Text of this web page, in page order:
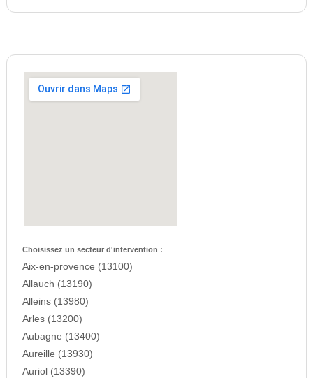
Choisissez un secteur d'intervention :
Aix-en-provence (13100)
Allauch (13190)
Alleins (13980)
Arles (13200)
Aubagne (13400)
Aureille (13930)
Auriol (13390)